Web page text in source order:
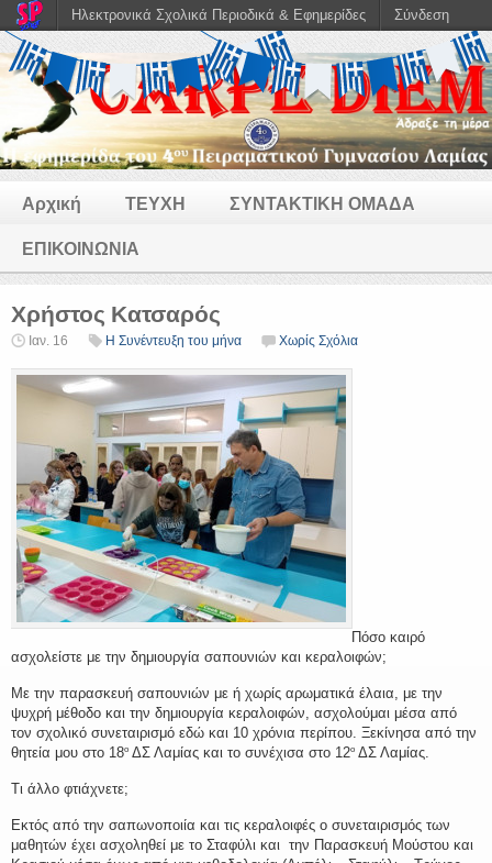
Αρχική ΤΕΥΧΗ ΣΥΝΤΑΚΤΙΚΗ ΟΜΑΔΑ
ΕΠΙΚΟΙΝΩΝΙΑ
Χρήστος Κατσαρός
Ιαν. 16 Η Συνέντευξη του μήνα Χωρίς Σχόλια
Πόσο καιρό
ασχολείστε με την δημιουργία σαπουνιών και κεραλοιφών;
Με την παρασκευή σαπουνιών με ή χωρίς αρωματικά έλαια, με την
ψυχρή μέθοδο και την δημιουργία κεραλοιφών, ασχολούμαι μέσα από
τον σχολικό συνεταιρισμό εδώ και 10 χρόνια περίπου. Ξεκίνησα από την
θητεία μου στο 18ο ΔΣ Λαμίας και το συνέχισα στο 12ο ΔΣ Λαμίας.
Τι άλλο φτιάχνετε;
Εκτός από την σαπωνοποιία και τις κεραλοιφές ο συνεταιρισμός των
μαθητών έχει ασχοληθεί με το Σταφύλι και την Παρασκευή Μούστου και
Ηλεκτρονικά Σχολικά Περιοδικά & Εφημερίδες Σύνδεση